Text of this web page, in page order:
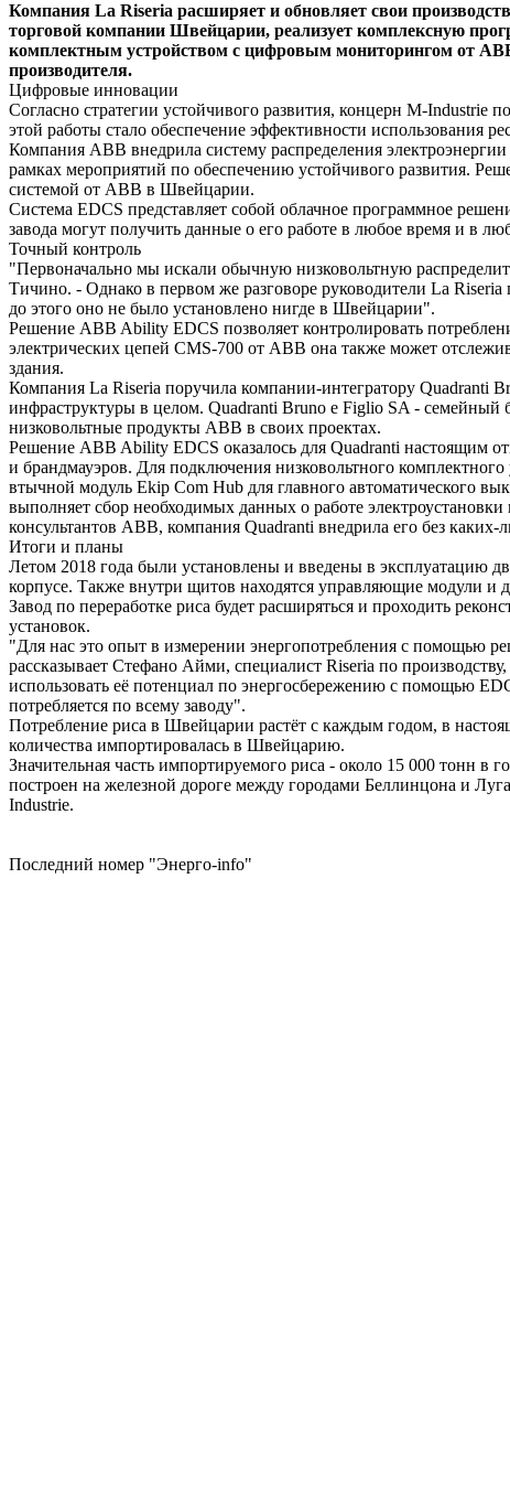
Компания La Riseria расширяет и обновляет свои
торговой компании Швейцарии, реализует комплексную
комплектным устройством с цифровым мониторингом от
производителя.
Цифровые инновации
Согласно стратегии устойчивого развития, концерн M-Industrie
этой работы стало обеспечение эффективности использования
Компания ABB внедрила систему распределения
рамках мероприятий по обеспечению устойчивого развития.
системой от ABB в Швейцарии.
Система EDCS представляет собой облачное программное
завода могут получить данные о его работе в любое время и в
Точный контроль
"Первоначально мы искали обычную низковольтную
Тичино. - Однако в первом же разговоре руководители La
до этого оно не было установлено нигде в Швейцарии".
Решение ABB Ability EDCS позволяет контролировать
электрических цепей CMS-700 от ABB она также может
здания.
Компания La Riseria поручила компании-интегратору Quadranti
инфраструктуры в целом. Quadranti Bruno e Figlio SA - семейный
низковольтные продукты ABB в своих проектах.
Решение ABB Ability EDCS оказалось для Quadranti настоящим
и брандмауэров. Для подключения низковольтного
втычной модуль Ekip Com Hub для главного автоматического
выполняет сбор необходимых данных о работе
консультантов ABB, компания Quadranti внедрила его без каких-
Итоги и планы
Летом 2018 года были установлены и введены в эксплуатацию
корпусе. Также внутри щитов находятся управляющие модули и
Завод по переработке риса будет расширяться и проходить
установок.
"Для нас это опыт в измерении энергопотребления с помощью
рассказывает Стефано Айми, специалист Riseria по
использовать её потенциал по энергосбережению с помощью
потребляется по всему заводу".
Потребление риса в Швейцарии растёт с каждым годом, в
количества импортировалась в Швейцарию.
Значительная часть импортируемого риса - около 15 000 тонн в
построен на железной дороге между городами Беллинцона и
Industrie.
Последний номер "Энерго-info"